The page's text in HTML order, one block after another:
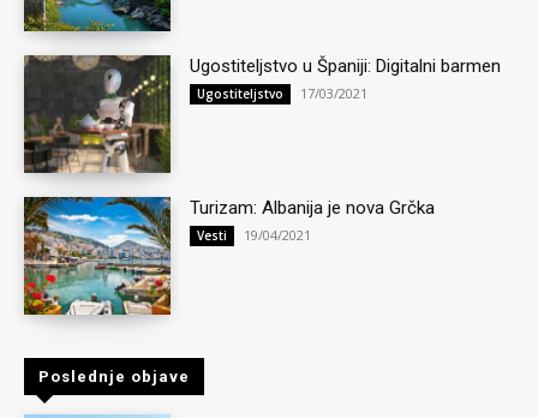
Ugostiteljstvo u Španiji: Digitalni barmen
Ugostiteljstvo 17/03/2021
Turizam: Albanija je nova Grčka
Vesti 19/04/2021
Poslednje objave